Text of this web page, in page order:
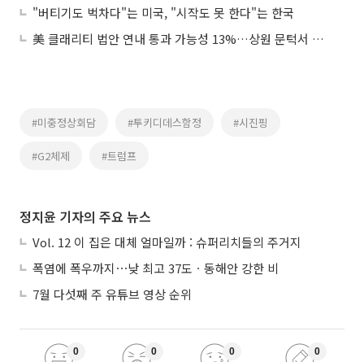
"버티기도 벅차다"는 미국, "시작도 못 한다"는 한국
美 클래리티 법안 연내 통과 가능성 13%…상원 문턱서 제동
#미중정상회담 #투키디데스함정 #시진핑
#G2체제 #트럼프
정지윤 기자의 주요 뉴스
Vol. 12 이 집은 대체 얼마일까 : 슈퍼리치들의 주거지
폭염에 폭우까지⋯낮 최고 37도ㆍ동해안 강한 비
7월 다섯째 주 유튜브 영상 순위
0 0 0 0